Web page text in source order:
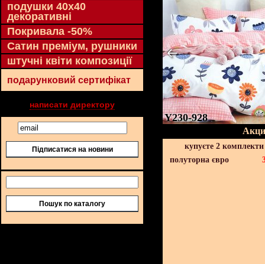
подушки 40х40
декоративні
Покривала -50%
Сатин преміум, рушники
штучні квіти композиції
подарунковий сертифікат
написати директору
Підписатися на новини
Пошук по каталогу
Y230-928
купуєте 2
полуторна євро